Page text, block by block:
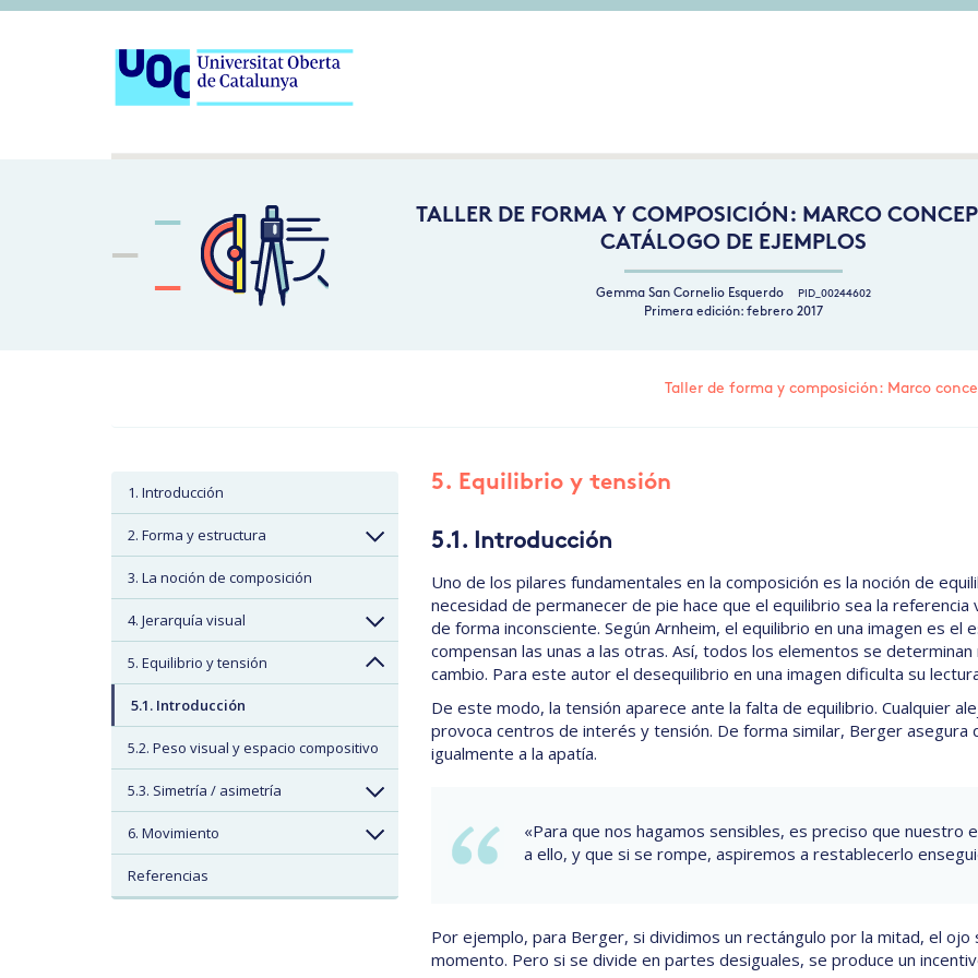
TALLER DE FORMA Y COMPOSICIÓN: MARCO
CATÁLOGO DE EJEMPLOS
Gemma San Cornelio Esquerdo PID_00244602
Primera edición: febrero 2017
Taller de forma y composición: Marco
1. Introducción
2. Forma y estructura
3. La noción de composición
4. Jerarquía visual
5. Equilibrio y tensión
5.1. Introducción
5.2. Peso visual y espacio compositivo
5.3. Simetría / asimetría
6. Movimiento
Referencias
5. Equilibrio y tensión
5.1. Introducción
Uno de los pilares fundamentales en la composición es la noción de
necesidad de permanecer de pie hace que el equilibrio sea la
de forma inconsciente. Según Arnheim, el equilibrio en una imagen es el
compensan las unas a las otras. Así, todos los elementos se
cambio. Para este autor el desequilibrio en una imagen dificulta su
De este modo, la tensión aparece ante la falta de equilibrio. Cualquier
provoca centros de interés y tensión. De forma similar, Berger asegura
igualmente a la apatía.
«Para que nos hagamos sensibles, es preciso que nuestro
a ello, y que si se rompe, aspiremos a restablecerlo
Por ejemplo, para Berger, si dividimos un rectángulo por la mitad, el
momento. Pero si se divide en partes desiguales, se produce un